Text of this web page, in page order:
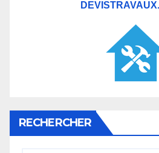
RECHERCHER